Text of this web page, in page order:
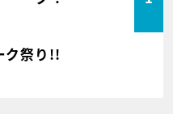
ク祭り!!